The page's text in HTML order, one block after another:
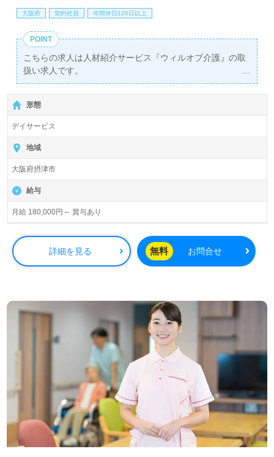
大阪府 契約社員 年間休日120日以上
POINT
こちらの求人は人材紹介サービス『ウィルオブ介護』の取
扱い求人です。
詳細に関してお気軽にご相談ください♪
【無料】で皆さんの転職活動をサポートいたします。
形態
デイサービス
地域
大阪府摂津市
給与
月給 180,000円～ 賞与あり
詳細を見る 無料 お問合せ